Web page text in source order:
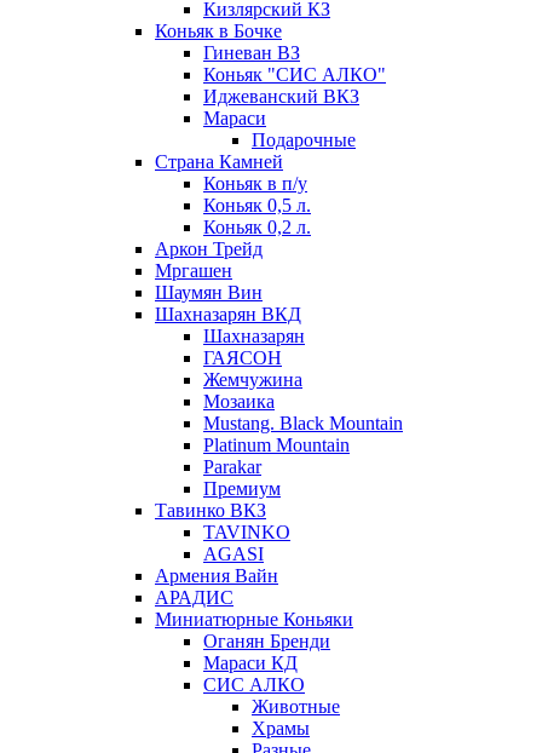
Кизлярский КЗ
Коньяк в Бочке
Гиневан ВЗ
Коньяк "СИС АЛКО"
Иджеванский ВКЗ
Мараси
Подарочные
Страна Камней
Коньяк в п/у
Коньяк 0,5 л.
Коньяк 0,2 л.
Аркон Трейд
Мргашен
Шаумян Вин
Шахназарян ВКД
Шахназарян
ГАЯСОН
Жемчужина
Мозаика
Mustang. Black Mountain
Platinum Mountain
Parakar
Премиум
Тавинко ВКЗ
TAVINKO
AGASI
Армения Вайн
АРАДИС
Миниатюрные Коньяки
Оганян Бренди
Мараси КД
СИС АЛКО
Животные
Храмы